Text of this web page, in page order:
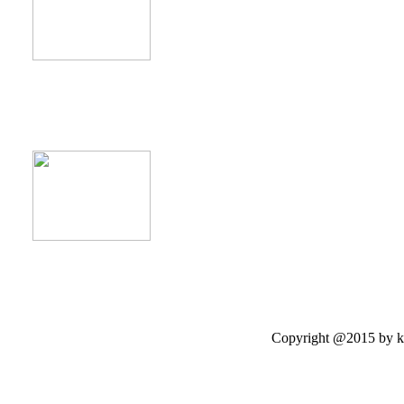
Copyright @2015 by